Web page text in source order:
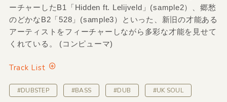
ーチャーしたB1「Hidden ft. Lelijveld」(sample2）、郷愁
のどかなB2「528」(sample3）といった、新旧の才能ある
アーティストをフィーチャーしながら多彩な才能を見せて
くれている。 (コンピューマ)
Track List
#DUBSTEP #BASS #DUB #UK SOUL